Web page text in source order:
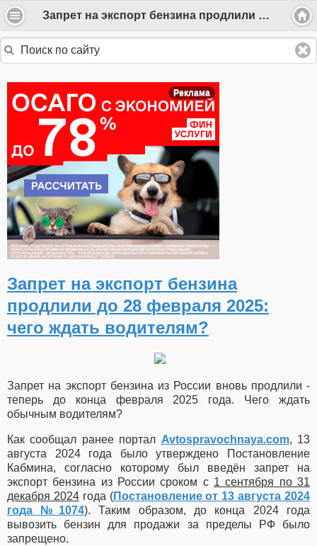
Запрет на экспорт бензина продлили до 28 февраля 2025: чего ждать водителям?
Реклама
Запрет на экспорт бензина
продлили до 28 февраля 2025:
чего ждать водителям?
Запрет на экспорт бензина из России вновь продлили -
теперь до конца февраля 2025 года. Чего ждать
обычным водителям?
Как сообщал ранее портал Avtospravochnaya.com, 13
августа 2024 года было утверждено Постановление
Кабмина, согласно которому был введён запрет на
экспорт бензина из России сроком с 1 сентября по 31
декабря 2024года (Постановление от 13 августа 2024
года №1074). Таким образом, до конца 2024 года
вывозить бензин для продажи за пределы РФ было
запрещено.